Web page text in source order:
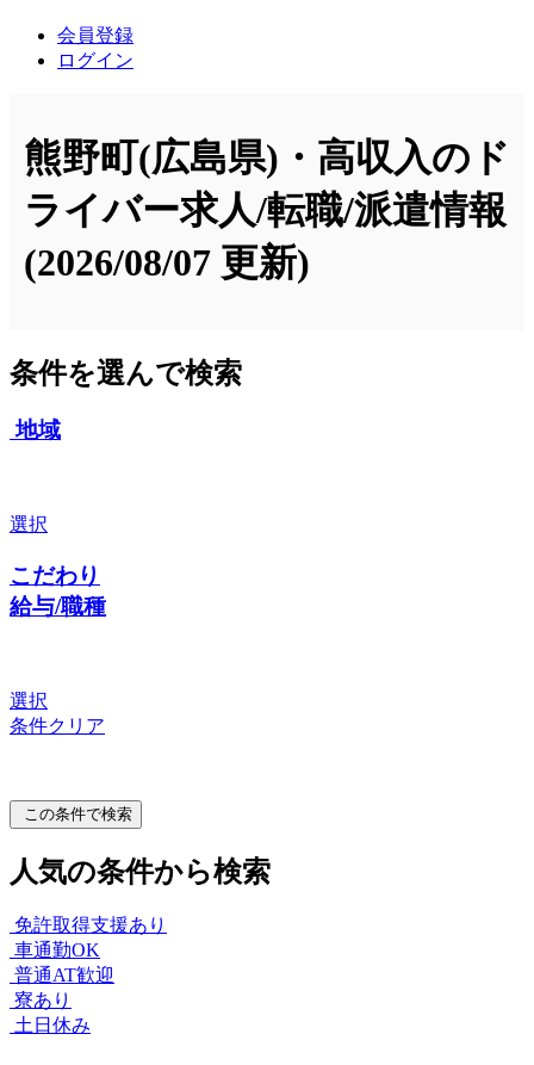
会員登録
ログイン
熊野町(広島県)・高収入のド
ライバー求人/転職/派遣情報
(2026/08/07 更新)
条件を選んで検索
地域
選択
こだわり
給与/職種
選択
条件クリア
この条件で検索
人気の条件から検索
免許取得支援あり
車通勤OK
普通AT歓迎
寮あり
土日休み